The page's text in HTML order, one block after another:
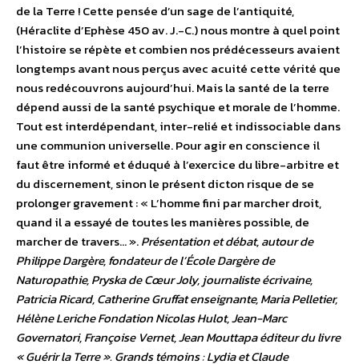
de la Terre ! Cette pensée d’un sage de l’antiquité,
(Héraclite d’Ephèse 450 av. J.-C.) nous montre à quel point
l’histoire se répète et combien nos prédécesseurs avaient
longtemps avant nous perçus avec acuité cette vérité que
nous redécouvrons aujourd’hui. Mais la santé de la terre
dépend aussi de la santé psychique et morale de l’homme.
Tout est interdépendant, inter-relié et indissociable dans
une communion universelle. Pour agir en conscience il
faut être informé et éduqué à l’exercice du libre-arbitre et
du discernement, sinon le présent dicton risque de se
prolonger gravement : « L’homme fini par marcher droit,
quand il a essayé de toutes les manières possible, de
marcher de travers… ».Présentation et débat, autour de
Philippe Dargère, fondateur de l’École Dargère de
Naturopathie, Pryska de Cœur Joly, journaliste écrivaine,
Patricia Ricard, Catherine Gruffat enseignante, Maria Pelletier,
Hélène Leriche Fondation Nicolas Hulot, Jean-Marc
Governatori, Françoise Vernet, Jean Mouttapa éditeur du livre
« Guérir la Terre ». Grands témoins : Lydia et Claude